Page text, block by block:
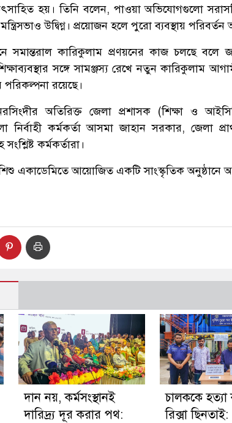
হয়। তিনি বলেন, পাওয়া অভিযোগগুলো
উদ্বিগ্ন। প্রয়োজন হলে পুরো ব্যবস্থায় পরিবর্তন
সমান্তরাল কারিকুলাম প্রণয়নের কাজ চলছে বলে
সঙ্গে সামঞ্জস্য রেখে নতুন কারিকুলাম
পরিকল্পনা রয়েছে।
অতিরিক্ত জেলা প্রশাসক (শিক্ষা ও
নির্বাহী কর্মকর্তা আসমা জাহান সরকার, জেলা
কর্মকর্তারা।
শিশু একাডেমিতে আয়োজিত একটি সাংস্কৃতিক অনুষ্ঠানে
দান নয়, কর্মসংস্থানই
দারিদ্র্য দূর করার পথ:
চালককে
রিক্সা ছিনতাই: